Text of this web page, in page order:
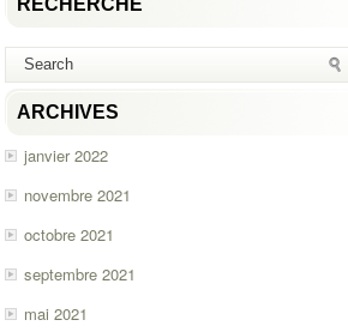
RECHERCHE
ARCHIVES
janvier 2022
novembre 2021
octobre 2021
septembre 2021
mai 2021